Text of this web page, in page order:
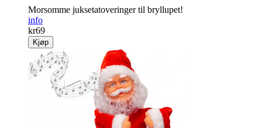
Morsomme juksetatoveringer til bryllupet!
info
kr69
Kjøp